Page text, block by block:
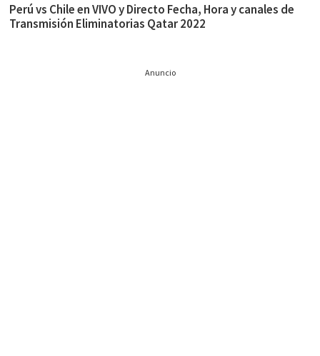
Perú vs Chile en VIVO y Directo Fecha, Hora y canales de
Transmisión Eliminatorias Qatar 2022
Anuncio